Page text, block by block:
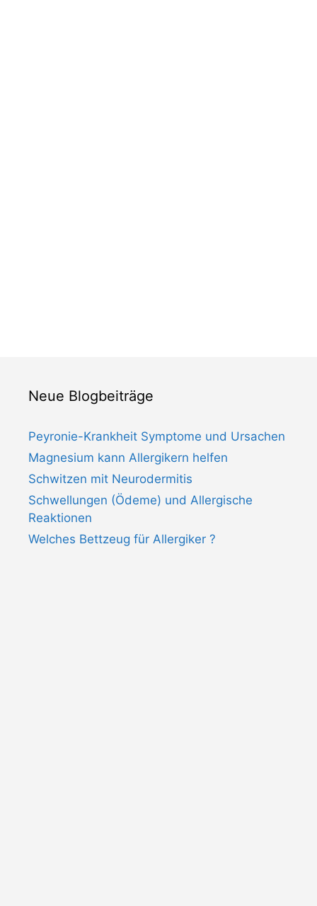
Neue Blogbeiträge
Peyronie-Krankheit Symptome und Ursachen
Magnesium kann Allergikern helfen
Schwitzen mit Neurodermitis
Schwellungen (Ödeme) und Allergische
Reaktionen
Welches Bettzeug für Allergiker ?